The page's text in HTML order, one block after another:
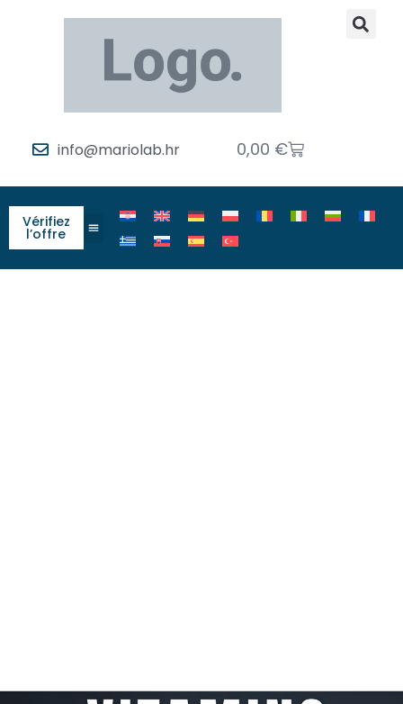
info@mariolab.hr 0,00 €
Vérifiez
l’offre